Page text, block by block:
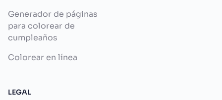
Generador de páginas
para colorear de
cumpleaños
Colorear en línea
LEGAL